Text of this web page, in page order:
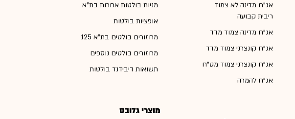
אג"ח מדינה לא צמוד
ריבית קבועה
אג"ח מדינה צמוד מדד
אג"ח קונצרני צמוד מדד
אג"ח קונצרני צמוד מט"ח
אג"ח להמרה
מניות בולטות אחרות בת"א
אופציות בולטות
מחזורים בולטים בת"א 125
מחזורים בולטים נוספים
תשואות דיבידנד בולטות
מוצרי גלובס